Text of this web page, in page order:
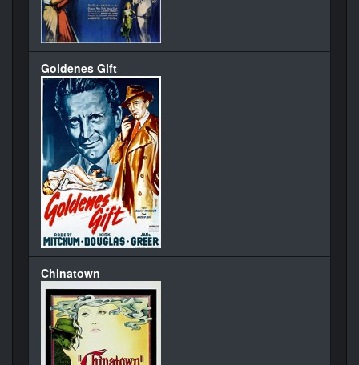
Goldenes Gift
Chinatown